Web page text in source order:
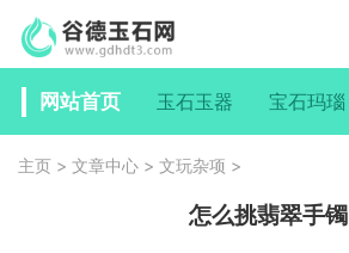
网站首页 玉石玉器 宝石玛瑙
主页 > 文章中心 > 文玩杂项 >
怎么挑翡翠手镯